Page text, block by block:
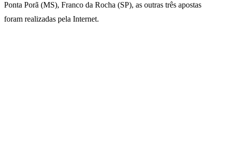
Ponta Porã (MS), Franco da Rocha (SP), as outras três apostas
foram realizadas pela Internet.